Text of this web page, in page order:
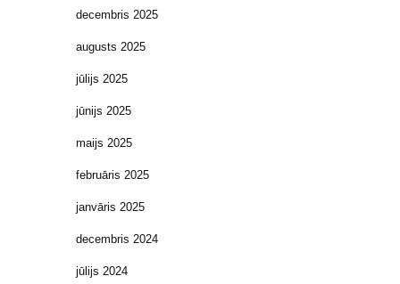
decembris 2025
augusts 2025
jūlijs 2025
jūnijs 2025
maijs 2025
februāris 2025
janvāris 2025
decembris 2024
jūlijs 2024